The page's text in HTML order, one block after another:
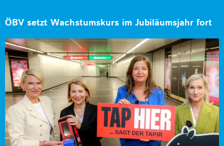
ÖBV setzt Wachstumskurs im Jubiläumsjahr fort